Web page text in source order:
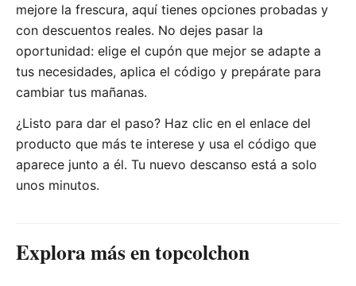
mejore la frescura, aquí tienes opciones probadas y
con descuentos reales. No dejes pasar la
oportunidad: elige el cupón que mejor se adapte a
tus necesidades, aplica el código y prepárate para
cambiar tus mañanas.
¿Listo para dar el paso? Haz clic en el enlace del
producto que más te interese y usa el código que
aparece junto a él. Tu nuevo descanso está a solo
unos minutos.
Explora más en topcolchon